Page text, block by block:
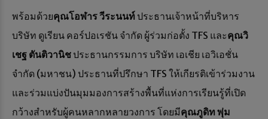
พร้อมด้วยคุณโอฬาร วีระนนท์ ประธานเจ้าหน้าที่บริหาร
บริษัท ดูเรียน คอร์ปอเรชัน จำกัด ผู้ร่วมก่อตั้ง TFS และคุณวิ
เชฐ ตันติวานิช ประธานกรรมการ บริษัท เอเชีย เอวิเอชั่น
จำกัด (มหาชน) ประธานที่ปรึกษา TFS ให้เกียรติเข้าร่วมงาน
และร่วมแบ่งปันมุมมองการสร้างพื้นที่แห่งการเรียนรู้ที่เปิด
กว้างสำหรับผู้คนหลากหลายวงการ โดยมีคุณภูดิท พุ่ม